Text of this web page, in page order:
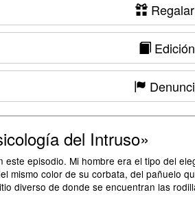
del Intruso»
este episodio. Mi hombre era el tipo del
mismo color de su corbata, del pañuelo
diverso de donde se encuentran las